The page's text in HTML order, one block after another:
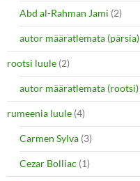
Abd al-Rahman Jami (2)
autor määratlemata (pärsia)
rootsi luule (2)
autor määratlemata (rootsi)
rumeenia luule (4)
Carmen Sylva (3)
Cezar Bolliac (1)